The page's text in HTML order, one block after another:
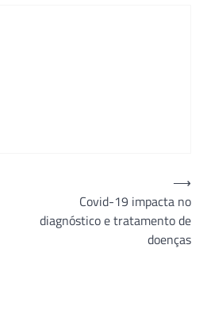
Covid-19 impacta no
diagnóstico e tratamento de
doenças
⟶